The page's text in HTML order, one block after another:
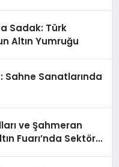
Sadak: Türk
Altın Yumruğu
Sahne Sanatlarında
ve Şahmeran
Fuarı’nda Sektöre